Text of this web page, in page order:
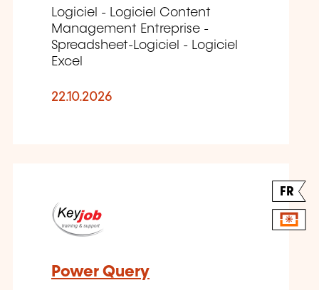
Logiciel - Logiciel Content
Management Entreprise -
Spreadsheet-Logiciel - Logiciel
Excel
22.10.2026
FR
Power Query